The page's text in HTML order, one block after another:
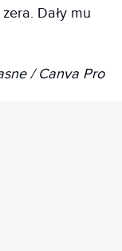
Dały mu
/ Canva Pro